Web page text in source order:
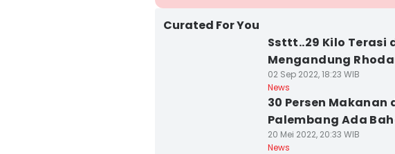
Curated For You
Ssttt..29 Kilo Terasi
Mengandung
02 Sep 2022, 18:23 WIB
News
30 Persen
Palembang Ada
20 Mei 2022, 20:33 WIB
News